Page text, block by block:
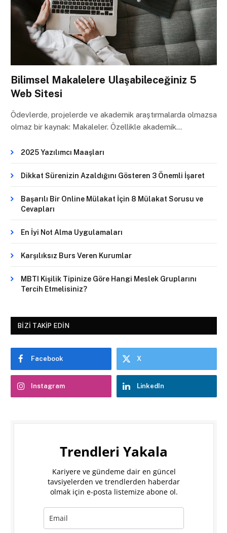
Bilimsel Makalelere Ulaşabileceğiniz 5
Web Sitesi
Ödevlerde, projelerde ve akademik araştırmalarda olmazsa
olmaz bir kaynak: Makaleler. Özellikle akademik…
2025 Yazılımcı Maaşları
Dikkat Sürenizin Azaldığını Gösteren 3 Önemli İşaret
Başarılı Bir Online Mülakat İçin 8 Mülakat Sorusu ve
Cevapları
En İyi Not Alma Uygulamaları
Karşılıksız Burs Veren Kurumlar
MBTI Kişilik Tipinize Göre Hangi Meslek Gruplarını
Tercih Etmelisiniz?
BIZI TAKIP EDIN
Facebook X
Instagram LinkedIn
Trendleri Yakala
Kariyere ve gündeme dair en güncel
tavsiyelerden ve trendlerden haberdar
olmak için e-posta listemize abone ol.